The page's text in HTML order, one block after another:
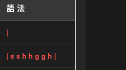
語法
|
| s s h h g g h |